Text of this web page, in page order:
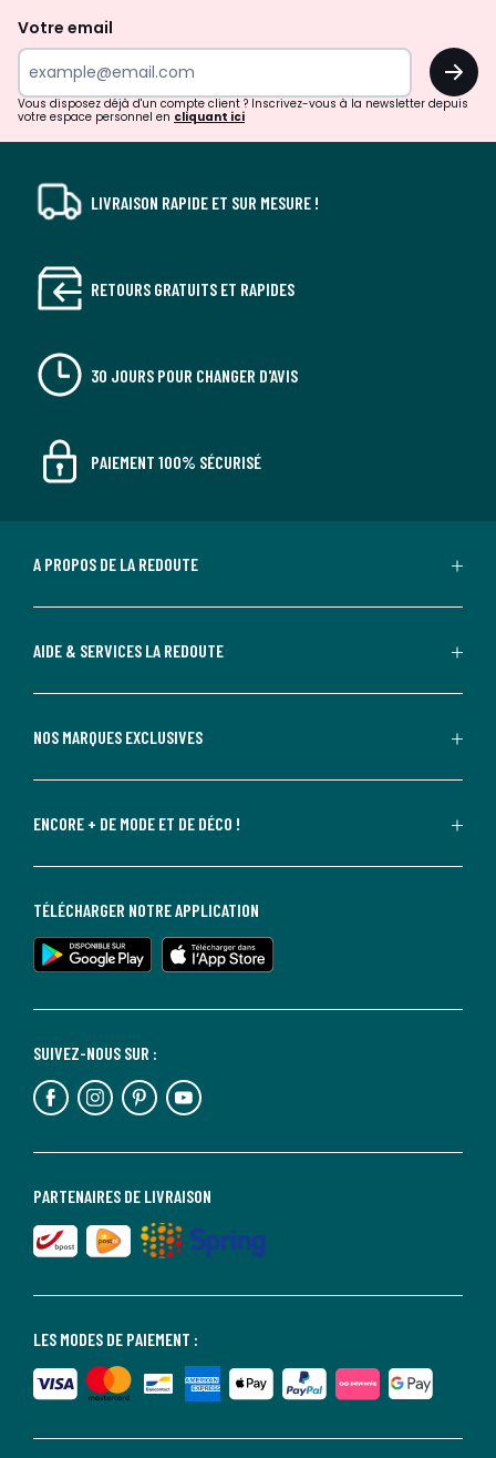
surprises?
Votre email
OK
Vous disposez déjà d'un compte client ? Inscrivez-vous à la newsletter depuis
votre espace personnel en cliquant ici
LIVRAISON RAPIDE ET SUR MESURE !
RETOURS GRATUITS ET RAPIDES
30 JOURS POUR CHANGER D'AVIS
PAIEMENT 100% SÉCURISÉ
A PROPOS DE LA REDOUTE
AIDE & SERVICES LA REDOUTE
NOS MARQUES EXCLUSIVES
ENCORE + DE MODE ET DE DÉCO !
LES MODES DE PAIEMENT :
PARTENAIRES DE LIVRAISON
SUIVEZ-NOUS SUR :
TÉLÉCHARGER NOTRE APPLICATION